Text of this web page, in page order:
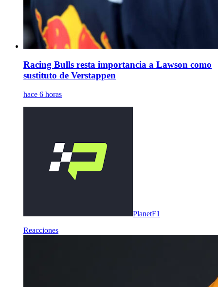
Racing Bulls resta importancia a Lawson como
sustituto de Verstappen
hace 6 horas
PlanetF1
Reacciones